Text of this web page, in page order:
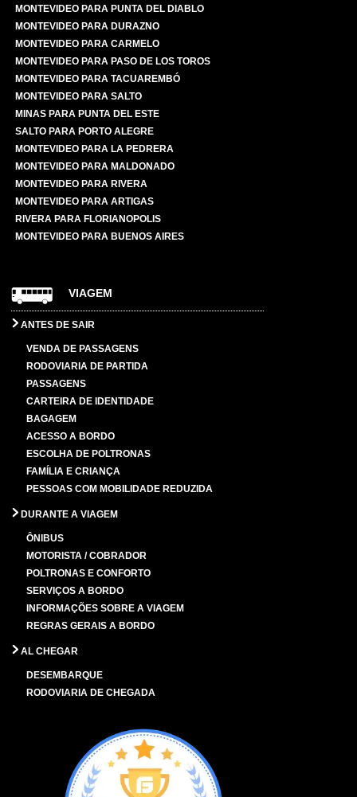
MONTEVIDEO PARA PUNTA DEL DIABLO
MONTEVIDEO PARA DURAZNO
MONTEVIDEO PARA CARMELO
MONTEVIDEO PARA PASO DE LOS TOROS
MONTEVIDEO PARA TACUAREMBÓ
MONTEVIDEO PARA SALTO
MINAS PARA PUNTA DEL ESTE
SALTO PARA PORTO ALEGRE
MONTEVIDEO PARA LA PEDRERA
MONTEVIDEO PARA MALDONADO
MONTEVIDEO PARA RIVERA
MONTEVIDEO PARA ARTIGAS
RIVERA PARA FLORIANOPOLIS
MONTEVIDEO PARA BUENOS AIRES
VIAGEM
ANTES DE SAIR
VENDA DE PASSAGENS
RODOVIARIA DE PARTIDA
PASSAGENS
CARTEIRA DE IDENTIDADE
BAGAGEM
ACESSO A BORDO
ESCOLHA DE POLTRONAS
FAMÍLIA E CRIANÇA
PESSOAS COM MOBILIDADE REDUZIDA
DURANTE A VIAGEM
ÔNIBUS
MOTORISTA / COBRADOR
POLTRONAS E CONFORTO
SERVIÇOS A BORDO
INFORMAÇÕES SOBRE A VIAGEM
REGRAS GERAIS A BORDO
AL CHEGAR
DESEMBARQUE
RODOVIARIA DE CHEGADA